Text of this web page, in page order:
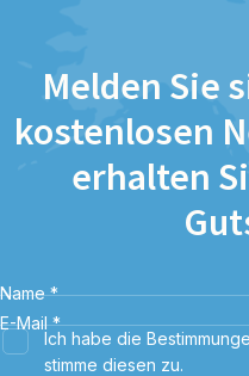
Melden Sie
kostenlosen
erhalten
Name *
E-Mail *
Ich habe die
stimme diesen zu.